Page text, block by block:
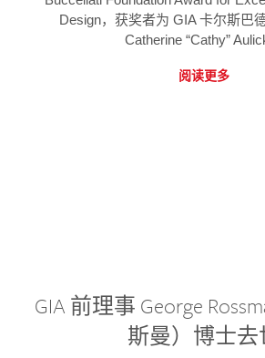
Design，获奖者为 GIA 卡尔斯巴
Catherine “Cathy”
阅读更多
GIA 前理事 George
斯曼）博士去